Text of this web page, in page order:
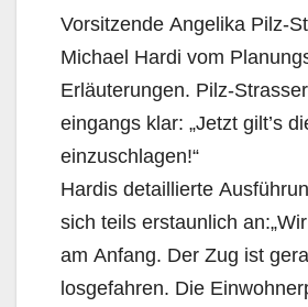
Vorsitzende Angelika Pilz-
Michael Hardi vom
Erläuterungen. Pilz-
eingangs klar: „Jetzt gilt’s
einzuschlagen!“
Hardis detaillierte
sich teils erstaunlich
am Anfang. Der Zug ist
losgefahren. Die